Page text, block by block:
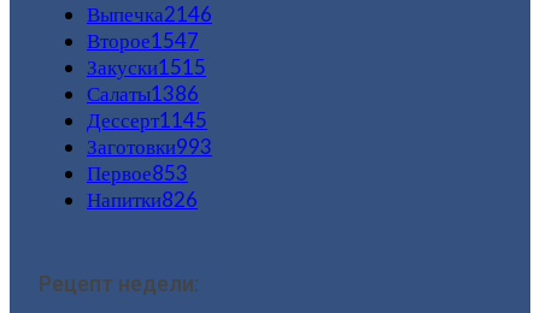
Выпечка2146
Второе1547
Закуски1515
Салаты1386
Дессерт1145
Заготовки993
Первое853
Напитки826
Рецепт недели: